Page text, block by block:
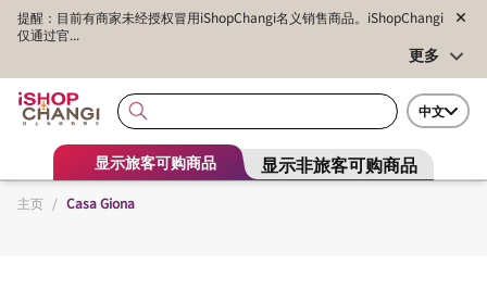
提醒：目前有商家未经授权冒用iShopChangi名义销售商品。iShopChangi
仅通过官...
更多
中文
显示旅客可购商品 显示非旅客可购商品
主页 / Casa Giona